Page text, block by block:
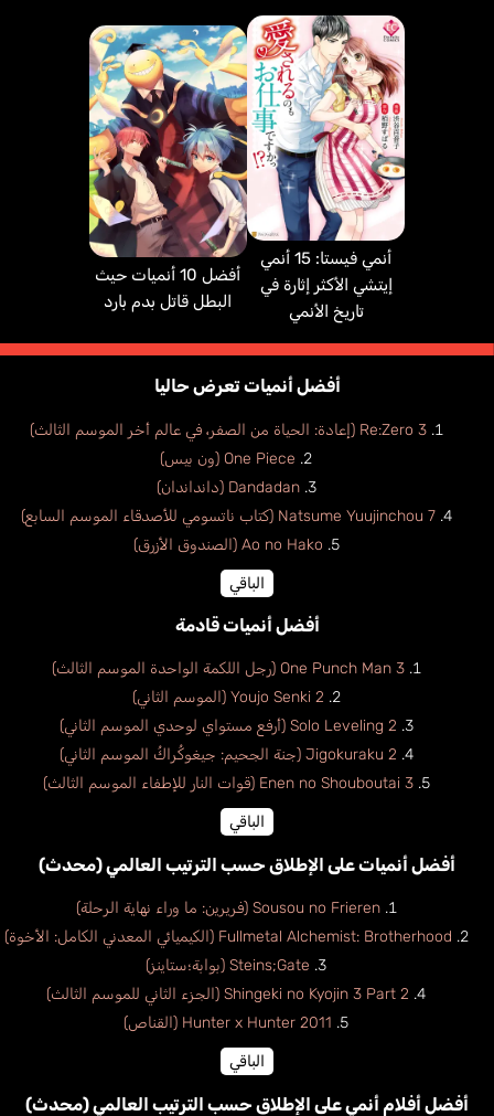
أنمي فيستا: 15 أنمي
إيتشي الأكثر إثارة في
تاريخ الأنمي
أفضل 10 أنميات حيث
البطل قاتل بدم بارد
أفضل أنميات تعرض حاليا
Re:Zero 3 (إعادة: الحياة من الصفر، في عالم أخر الموسم الثالث)
One Piece (ون بيس)
Dandadan (دانداندان)
Natsume Yuujinchou 7 (كتاب ناتسومي للأصدقاء الموسم السابع)
Ao no Hako (الصندوق الأزرق)
الباقي
أفضل أنميات قادمة
One Punch Man 3 (رجل اللكمة الواحدة الموسم الثالث)
Youjo Senki 2 (الموسم الثاني)
Solo Leveling 2 (أرفع مستواي لوحدي الموسم الثاني)
Jigokuraku 2 (جنة الجحيم: جيغوكُراكُ الموسم الثاني)
Enen no Shouboutai 3 (قوات النار للإطفاء الموسم الثالث)
الباقي
أفضل أنميات على الإطلاق حسب الترتيب العالمي (محدث)
Sousou no Frieren (فريرين: ما وراء نهاية الرحلة)
Fullmetal Alchemist: Brotherhood (الكيميائي المعدني الكامل: الأخوة)
Steins;Gate (بوابة؛ستاينز)
Shingeki no Kyojin 3 Part 2 (الجزء الثاني للموسم الثالث)
Hunter x Hunter 2011 (القناص)
الباقي
أفضل أفلام أنمي على الإطلاق حسب الترتيب العالمي (محدث)